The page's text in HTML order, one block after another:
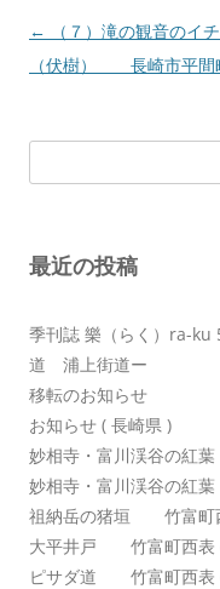
投
稿
ョ
←
（７）滝の観音のイ
（伏樹） 長崎市平間
索:
最近の投稿
季刊誌 樂（らく）ra-
道 浦上街道ー
移転のお知らせ
お知らせ ( 長崎県 )
妙相寺・富川渓谷の紅
妙相寺・富川渓谷の紅
祖納岳の猪垣 竹富町
大平井戸 竹富町西表
ピサダ道 竹富町西表